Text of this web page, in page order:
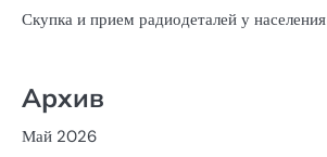
Скупка и прием радиодеталей у населения
Архив
Май 2026